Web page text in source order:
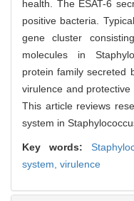
health. The ESAT-6
positive bacteria.
gene cluster
molecules in
protein family secreted
virulence and protective
This article reviews
system in
Key words:
system, virulence